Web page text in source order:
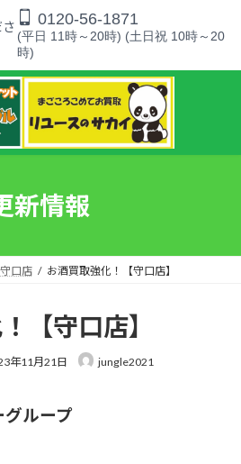
0120-56-1871
(平日 11時～20時) (土日祝 10時～20
時)
新情報
守口店 お酒買取強化！【守口店】
【守口店】
年11月21日 jungle2021
グループ